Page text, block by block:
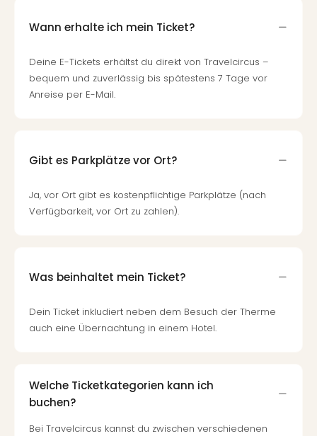
Wann erhalte ich mein Ticket?
Deine E-Tickets erhältst du direkt von Travelcircus –
bequem und zuverlässig bis spätestens 7 Tage vor
Anreise per E-Mail.
Gibt es Parkplätze vor Ort?
Ja, vor Ort gibt es kostenpflichtige Parkplätze (nach
Verfügbarkeit, vor Ort zu zahlen).
Was beinhaltet mein Ticket?
Dein Ticket inkludiert neben dem Besuch der Therme
auch eine Übernachtung in einem Hotel.
Welche Ticketkategorien kann ich
buchen?
Bei Travelcircus kannst du zwischen verschiedenen